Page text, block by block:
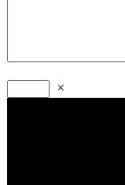
×